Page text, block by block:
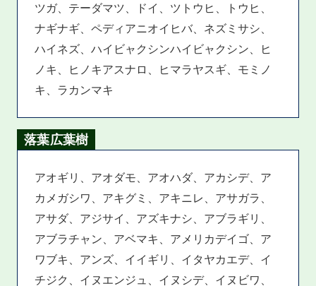
ツガ、テーダマツ、ドイ、ツトウヒ、トウヒ、
ナギナギ、ペディアニオイヒバ、ネズミサシ、
ハイネズ、ハイビャクシンハイビャクシン、ヒ
ノキ、ヒノキアスナロ、ヒマラヤスギ、モミノ
キ、ラカンマキ
落葉広葉樹
アオギリ、アオダモ、アオハダ、アカシデ、ア
カメガシワ、アキグミ、アキニレ、アサガラ、
アサダ、アジサイ、アズキナシ、アブラギリ、
アブラチャン、アベマキ、アメリカデイゴ、ア
ワブキ、アンズ、イイギリ、イタヤカエデ、イ
チジク、イヌエンジュ、イヌシデ、イヌビワ、